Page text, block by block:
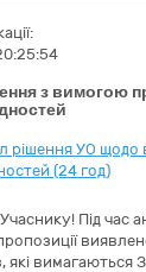
з вимогою
рішення УО щодо
(24 год)
Під час
які вимагаються